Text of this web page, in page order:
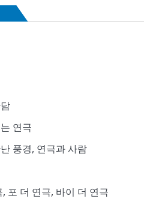
연극
풍경, 연극과 사람
포 더 연극, 바이 더 연극